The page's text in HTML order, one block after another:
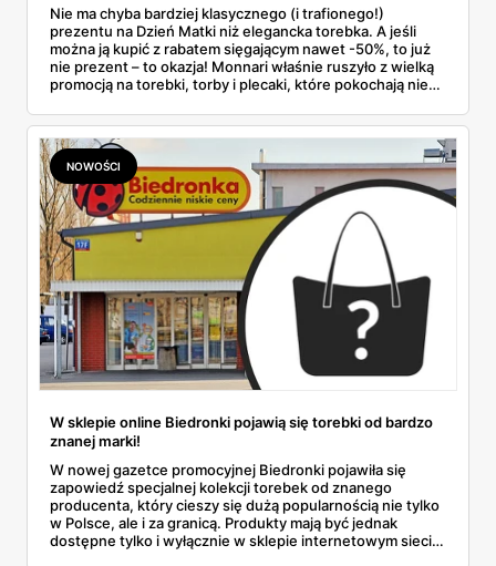
Nie ma chyba bardziej klasycznego (i trafionego!)
prezentu na Dzień Matki niż elegancka torebka. A jeśli
można ją kupić z rabatem sięgającym nawet -50%, to już
nie prezent – to okazja! Monnari właśnie ruszyło z wielką
promocją na torebki, torby i plecaki, które pokochają nie
NOWOŚCI
W sklepie online Biedronki pojawią się torebki od bardzo
znanej marki!
W nowej gazetce promocyjnej Biedronki pojawiła się
zapowiedź specjalnej kolekcji torebek od znanego
producenta, który cieszy się dużą popularnością nie tylko
w Polsce, ale i za granicą. Produkty mają być jednak
dostępne tylko i wyłącznie w sklepie internetowym sieci.